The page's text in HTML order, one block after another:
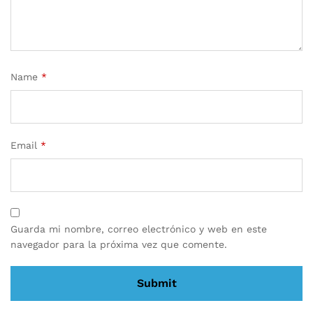
Name *
Email *
Guarda mi nombre, correo electrónico y web en este
navegador para la próxima vez que comente.